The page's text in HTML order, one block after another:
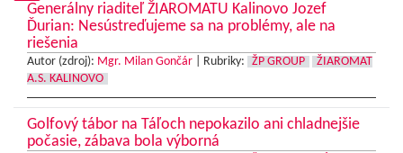
Generálny riaditeľ ŽIAROMATU Kalinovo Jozef
Ďurian: Nesústreďujeme sa na problémy, ale na
riešenia
Autor (zdroj): Mgr. Milan Gončár Rubriky: ŽP GROUP
ŽIAROMAT
A.S. KALINOVO
Golfový tábor na Táľoch nepokazilo ani chladnejšie
počasie, zábava bola výborná